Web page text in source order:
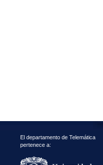
El departamento de Telemática
pertenece a: